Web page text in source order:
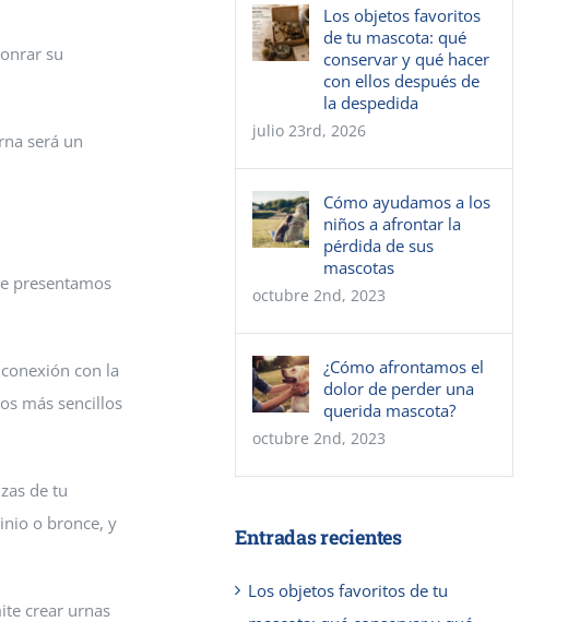
su
será un
presentamos
con la
más sencillos
de tu
o bronce, y
crear urnas
Los objetos favoritos
de tu mascota: qué
conservar y qué hacer
con ellos después de
la despedida
julio 23rd, 2026
Cómo ayudamos a los
niños a afrontar la
pérdida de sus
mascotas
octubre 2nd, 2023
¿Cómo afrontamos el
dolor de perder una
querida mascota?
octubre 2nd, 2023
Entradas recientes
Los objetos favoritos de tu